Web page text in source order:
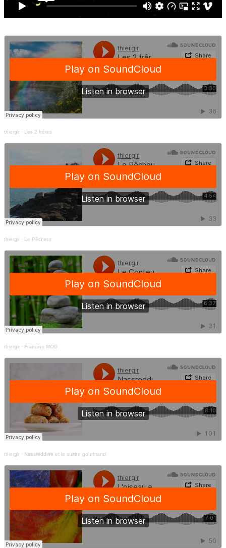
thiergir · Les 2 frêres
thiergir · Le Pêcheur
thiergir · Francine MOD
thiergir · Nassreddine et le sultan gourmand